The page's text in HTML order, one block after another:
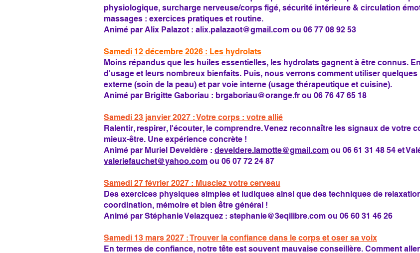
physiologique, surcharge nerveuse/corps figé, sécurité intérieure & circulation
massages : exercices pratiques et routine.
Animé par Alix Palazot : alix.palazaot@gmail.com ou 06 77 08 92 53
Samedi 12 décembre 2026 : Les hydrolats
Moins répandus que les huiles essentielles, les hydrolats gagnent à être connus.
d'usage et leurs nombreux bienfaits. Puis, nous verrons comment utiliser
externe (soin de la peau) et par voie interne (usage thérapeutique et cuisine).
Animé par Brigitte Gaboriau : brgaboriau@orange.fr ou 06 76 47 65 18
Samedi 23 janvier 2027 : Votre corps : votre allié
Ralentir, respirer, l'écouter, le comprendre. Venez reconnaître les signaux de votre
mieux-être. Une expérience concrète !
Animé par Muriel Develdère : develdere.lamotte@gmail.com ou 06 61 31 48 54 et
valeriefauchet@yahoo.com ou 06 07 72 24 87
Samedi 27 février 2027 : Musclez votre cerveau
Des exercices physiques simples et ludiques ainsi que des techniques de
coordination, mémoire et bien être général !
Animé par Stéphanie Velazquez : stephanie@3eqilibre.com ou 06 60 31 46 26
Samedi 13 mars 2027 : Trouver la confiance dans le corps et oser sa voix
En termes de confiance, notre tête est souvent mauvaise conseillère. Comment